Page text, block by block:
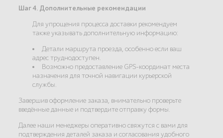
Шаг 4. Дополнительные рекомендации
Для упрощения процесса доставки рекомендуем
также указывать дополнительную информацию:
Детали маршрута проезда, особенно если ваш
адрес труднодоступен.
Возможно предоставление GPS-координат места
назначения для точной навигации курьерской
службы.
Завершив оформление заказа, внимательно проверьте
введённые данные и подтвердите отправку формы.
Далее наши менеджеры оперативно свяжутся с вами для
подтверждения деталей заказа и согласования удобного